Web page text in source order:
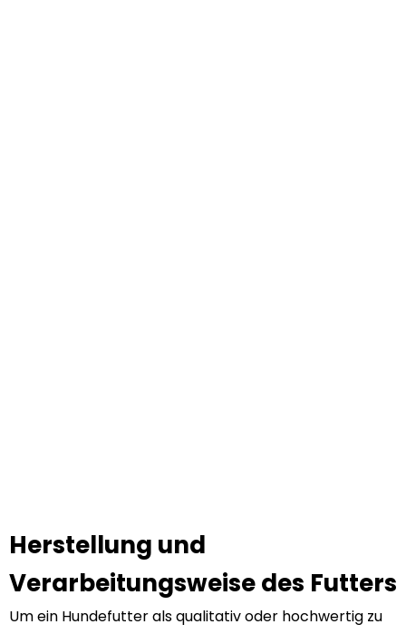
Herstellung und
Verarbeitungsweise des Futters
Um ein Hundefutter als qualitativ oder hochwertig zu